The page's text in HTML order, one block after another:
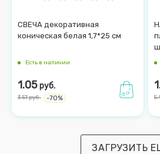
СВЕЧА декоративная
коническая белая 1,7*25 см
Есть в наличии
1.05руб.
3.51руб. -70%
ЗАГРУЗИТЬ